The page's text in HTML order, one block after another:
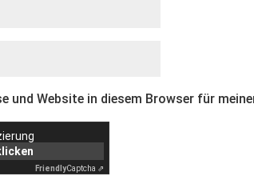
und Website in diesem Browser für
FriendlyCaptcha ⇗